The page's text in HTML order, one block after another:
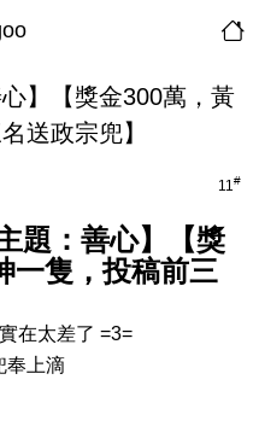
】【獎金300萬，黃
送政宗兜】
11#
題：善心】【獎
一隻，投稿前三
在太差了 =3=
奉上滴